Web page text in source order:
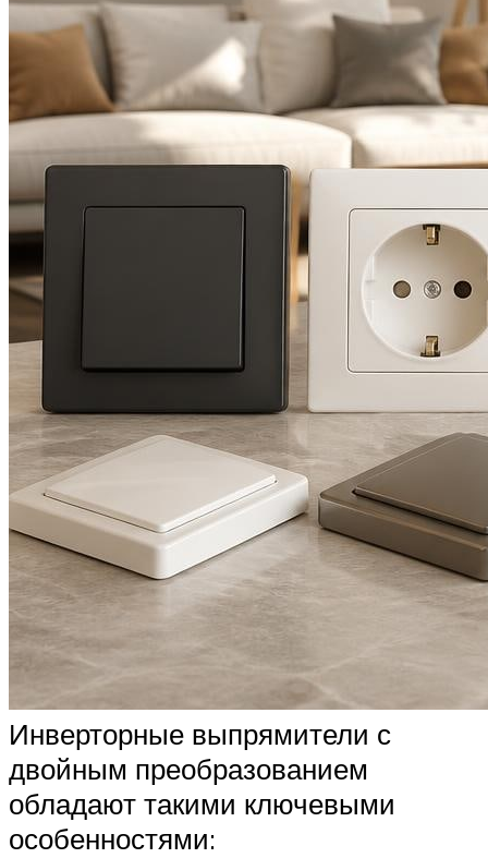
Инверторные выпрямители с
двойным преобразованием
обладают такими ключевыми
особенностями: